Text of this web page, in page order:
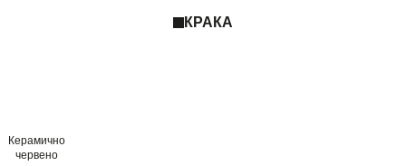
КРАКА
Керамично
червено